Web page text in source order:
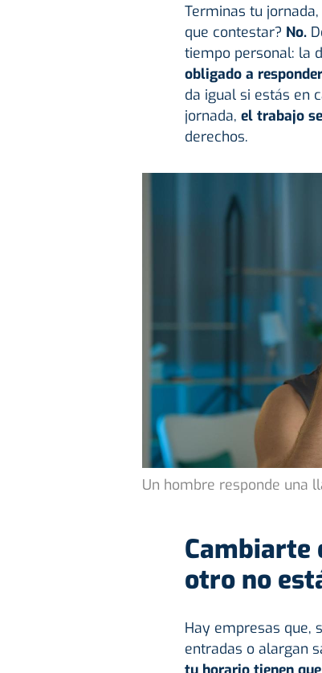
Terminas tu
que contestar? No.
tiempo personal: la
obligado a
da igual si estás en
jornada, el trabajo
derechos.
Un hombre responde una
Cambiarte
otro no
Hay empresas que,
entradas o alargan